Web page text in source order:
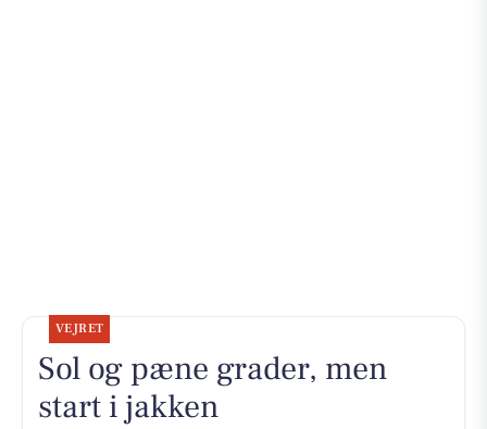
VEJRET
Sol og pæne grader, men
start i jakken